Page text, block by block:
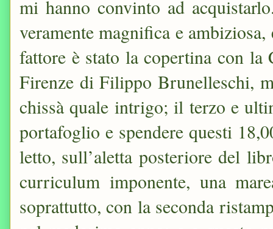
mi hanno convinto ad
veramente magnifica e
fattore è stato la copertina con
Firenze di Filippo Brunelleschi,
chissà quale intrigo; il terzo e
portafoglio e spendere questi
letto, sull’aletta posteriore del
curriculum imponente, una
soprattutto, con la seconda